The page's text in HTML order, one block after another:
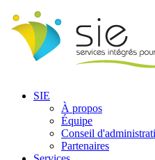
SIE
À propos
Équipe
Conseil
Partenaires